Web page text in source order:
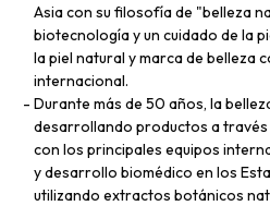
Asia con su filosofía de "belleza
biotecnología y un cuidado de la
la piel natural y marca de belleza
internacional.
Durante más de 50 años, la
desarrollando productos a
con los principales equipos
y desarrollo biomédico en los
utilizando extractos botánicos